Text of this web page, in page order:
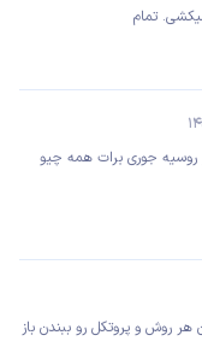
تمام
روسیه جوری برات همه چیو
روش و پروتکل رو ببندن باز